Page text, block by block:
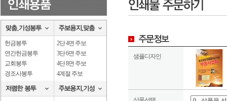
헌금봉투
연간헌금봉투
교회봉투
경조사봉투
2단 4면 주보
3단 6면 주보
4단 8면 주보
4계절 주보
샘플디자인